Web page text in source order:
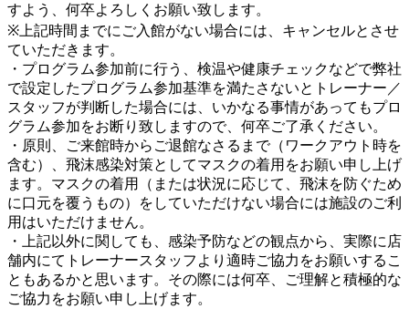
すよう、何卒よろしくお願い致します。
※上記時間までにご入館がない場合には、キャンセルとさせ
ていただきます。
・プログラム参加前に行う、検温や健康チェックなどで弊社
で設定したプログラム参加基準を満たさないとトレーナー／
スタッフが判断した場合には、いかなる事情があってもプロ
グラム参加をお断り致しますので、何卒ご了承ください。
・原則、ご来館時からご退館なさるまで（ワークアウト時を
含む）、飛沫感染対策としてマスクの着用をお願い申し上げ
ます。マスクの着用（または状況に応じて、飛沫を防ぐため
に口元を覆うもの）をしていただけない場合には施設のご利
用はいただけません。
・上記以外に関しても、感染予防などの観点から、実際に店
舗内にてトレーナースタッフより適時ご協力をお願いするこ
ともあるかと思います。その際には何卒、ご理解と積極的な
ご協力をお願い申し上げます。